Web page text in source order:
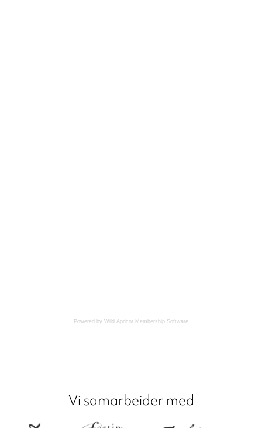
Powered by Wild Apricot Membership Software
Vi samarbeider med